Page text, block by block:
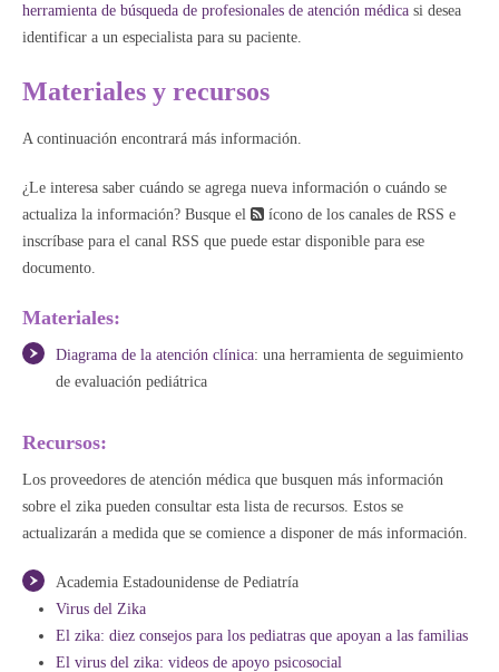
herramienta de búsqueda de profesionales de atención médica si desea
identificar a un especialista para su paciente.
Materiales y recursos
A continuación encontrará más información.
¿Le interesa saber cuándo se agrega nueva información o cuándo se
actualiza la información? Busque el
ícono de los canales de RSS e
inscríbase para el canal RSS que puede estar disponible para ese
documento.
Materiales:
Diagrama de la atención clínica: una herramienta de seguimiento
de evaluación pediátrica
Recursos:
Los proveedores de atención médica que busquen más información
sobre el zika pueden consultar esta lista de recursos. Estos se
actualizarán a medida que se comience a disponer de más información.
Academia Estadounidense de Pediatría
Virus del Zika
El zika: diez consejos para los pediatras que apoyan a las familias
El virus del zika: videos de apoyo psicosocial